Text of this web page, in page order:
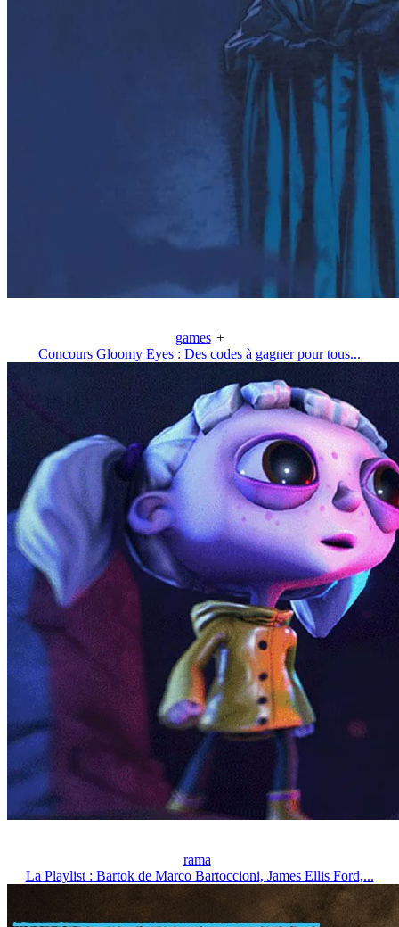
games +
Concours Gloomy Eyes : Des codes à gagner pour tous...
rama
La Playlist : Bartok de Marco Bartoccioni, James Ellis Ford,...